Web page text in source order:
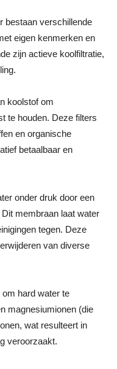
bestaan verschillende
eigen kenmerken en
zijn actieve koolfiltratie,
koolstof om
te houden. Deze filters
en organische
betaalbaar en
onder druk door een
membraan laat water
tegen. Deze
van diverse
hard water te
magnesiumionen (die
wat resulteert in
veroorzaakt.